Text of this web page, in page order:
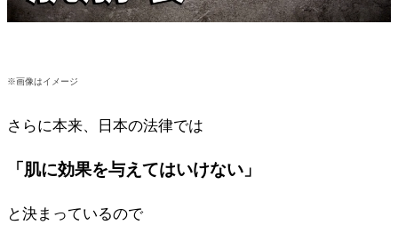
※画像はイメージ
さらに本来、日本の法律では
「肌に効果を与えてはいけない」
と決まっているので